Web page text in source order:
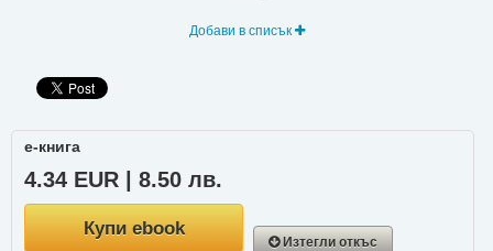
Добави в списък
е-книга
4.34 EUR | 8.50 лв.
Купи ebook
Изтегли откъс